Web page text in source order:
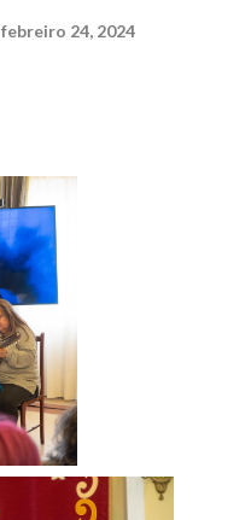
febreiro 24, 2024